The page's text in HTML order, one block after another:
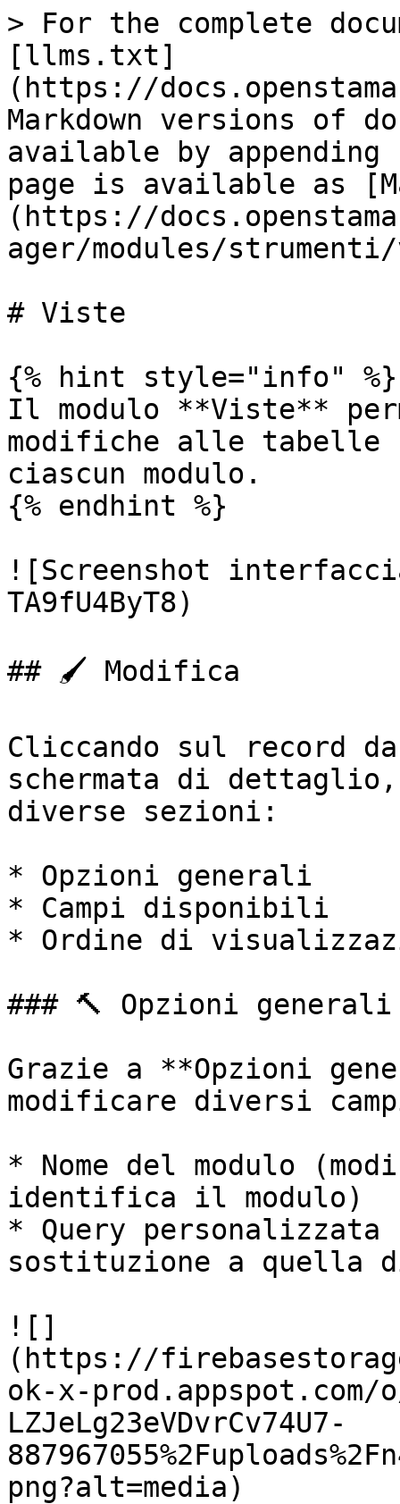
> For the complete
[llms.txt]
(https://
Markdown versions of
available by
page is available as
(https://
ager/modules/
# Viste
{% hint style="info" %}
Il modulo **Viste**
modifiche alle
ciascun modulo.
{% endhint %}
![Screenshot
TA9fU4ByT8)
## 🖌️ Modifica
Cliccando sul record
schermata di
diverse sezioni:
* Opzioni generali
* Campi disponibili
* Ordine di
### 🔨 Opzioni generali
Grazie a **Opzioni
modificare diversi
* Nome del modulo
identifica il modulo)
* Query
sostituzione a quella
![]
(https://
ok-x-prod.appspot.com/
LZJeLg23eVDvrCv74U7-
png?alt=media)